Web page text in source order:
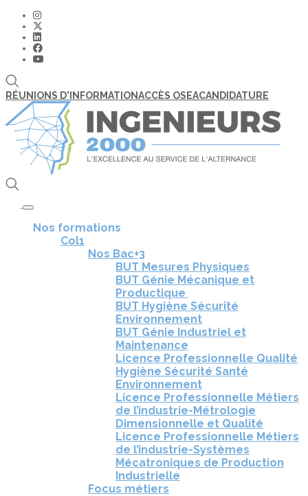
RÉUNIONS D'INFORMATIONACCÈS OSEACANDIDATURE
Toggle navigation
Nos formations
Col1
Nos Bac+3
BUT Mesures Physiques
BUT Génie Mécanique et
Productique
BUT Hygiène Sécurité
Environnement
BUT Génie Industriel et
Maintenance
Licence Professionnelle Qualité
Hygiène Sécurité Santé
Environnement
Licence Professionnelle Métiers
de l’industrie-Métrologie
Dimensionnelle et Qualité
Licence Professionnelle Métiers
de l’industrie-Systèmes
Mécatroniques de Production
Industrielle
Focus métiers